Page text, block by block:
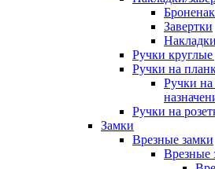
Завертки
Накладки
Ручки
Ручки на
Ручки
Ручки на
Замки
Врезные замки
Врезные